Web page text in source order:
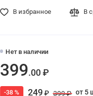
Нет в наличии
399.00 ₽
-38 % 249₽ 399 ₽ от 5
В избранное В